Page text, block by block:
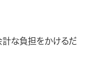
計な負担をかけるだ